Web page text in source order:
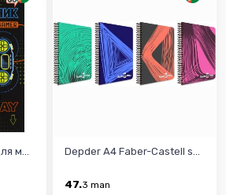
м... Depder A4 Faber-Castell s...
47.3 man